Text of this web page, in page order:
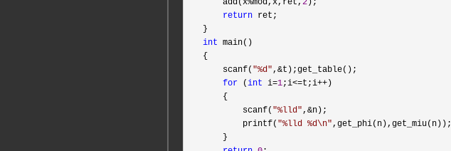
return ret;
int main()
{
    scanf(
"%d" ,&t);get_table();
for (int i=1;i<=t;i++)
    {
        scanf(
"%lld" ,&n);
        printf(
"%lld %d\n" ,get_phi(n),get_miu(n));
    }